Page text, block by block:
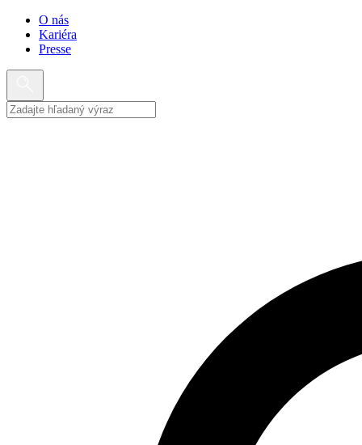
O nás
Kariéra
Presse